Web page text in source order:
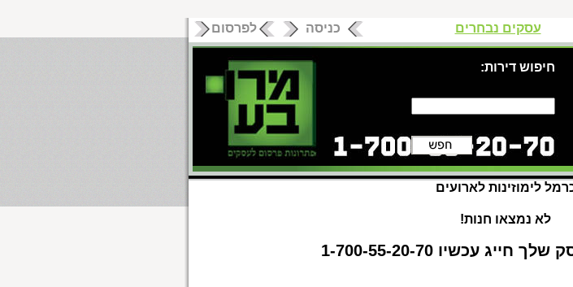
לפרסום כניסה עסקים נבחרים
חיפוש דירות:
לימוזינות לארועים
לא נמצאו חנות!
עכשיו 1-700-55-20-70